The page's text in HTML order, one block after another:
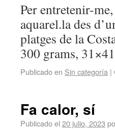
Per entretenir-
aquarel.la des
platges de la
300 grams,
Publicado en Sin categoría |
Fa calor, sí
Publicado el 20 julio, 2023